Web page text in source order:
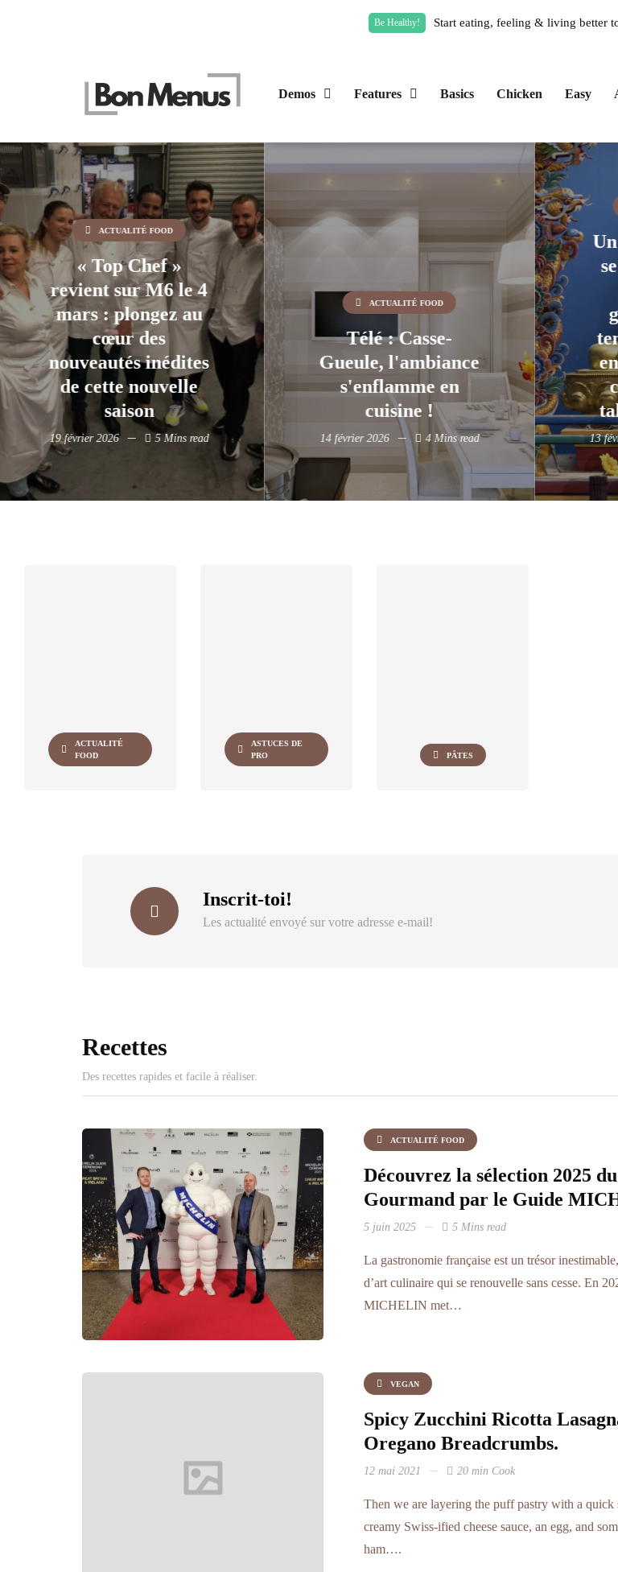
Be Healthy! Start eating, feeling & living better
Demos Features Basics Chicken Easy
ACTUALITÉ FOOD
Télé : Casse-
Gueule, l'ambiance
s'enflamme en
cuisine !
14 février 2026 4 Mins read
Un château breton
se transforme en
temple de la
gastronomie le
temps d’un week-
end, rassemblant
chefs étoilés et
talents culinaires
13 février 2026 5 Mins read 11
ACTUALITÉ
FOOD
ASTUCES DE
PRO
PÂTES
Inscrit-toi!
Les actualité envoyé sur votre adresse e-mail!
Recettes
Des recettes rapides et facile à réaliser.
ACTUALITÉ FOOD
Découvrez la sélection 2025
Gourmand par le Guide
5 juin 2025 5 Mins read
La gastronomie française est un trésor
d’art culinaire qui se renouvelle sans cesse. En
MICHELIN met…
VEGAN
Spicy Zucchini Ricotta
Oregano Breadcrumbs.
12 mai 2021 20 min Cook
Then we are layering the puff pastry with a quick
creamy Swiss-ified cheese sauce, an egg, and
ham….